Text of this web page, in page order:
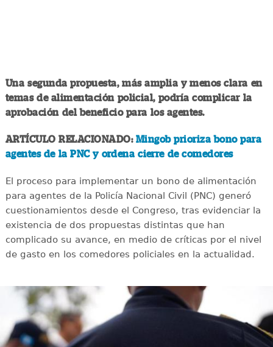
Una segunda propuesta, más amplia y menos clara en
temas de alimentación policial, podría complicar la
aprobación del beneficio para los agentes.
ARTÍCULO RELACIONADO: Mingob prioriza bono para
agentes de la PNC y ordena cierre de comedores
El proceso para implementar un bono de alimentación
para agentes de la Policía Nacional Civil (PNC) generó
cuestionamientos desde el Congreso, tras evidenciar la
existencia de dos propuestas distintas que han
complicado su avance, en medio de críticas por el nivel
de gasto en los comedores policiales en la actualidad.